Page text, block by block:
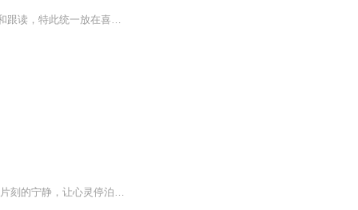
此专辑中的音频，是棒棒老师线下面授课程、线上直播课程的配套音频。为了便于大家收听和跟读，特此统一放在喜马拉雅的这个专辑中。家长和学员们，请按照名称，找到自己需要收听和跟读的音频哦。大家可以利用音频进行以下训练：1.听一句，暂停，跟读一遍2....
专辑简介：《美文短篇欣赏-在文字里邂逅生活的诗意》在这个快节奏的时代，我们常常需要片刻的宁静，让心灵停泊在文字的港湾。**《美文短篇欣赏》**是一档专注于精选优质短篇美文的音频专辑，旨在用最凝练的文字，传递最动人的情感与哲思。 每一期，我们都...